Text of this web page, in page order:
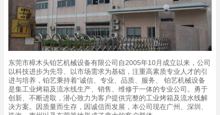
东莞市樟木头铂艺机械设备有限公司自2005年10月成立以来，公司
以科技进步为先导、以市场需求为基础，注重高素质专业人才的引
进与培养，铂艺秉持着“诚信、专业、品质、服务、 铂艺机械设备
是集工业烤箱及流水线生产、销售、维修于一体的专业公司。勇于
创新、不断进取，潜心致力为客户提供完整的工业烤箱及流水线解
决方案。因质量而生存，因诚信而发展，本公司现在广州、深圳、